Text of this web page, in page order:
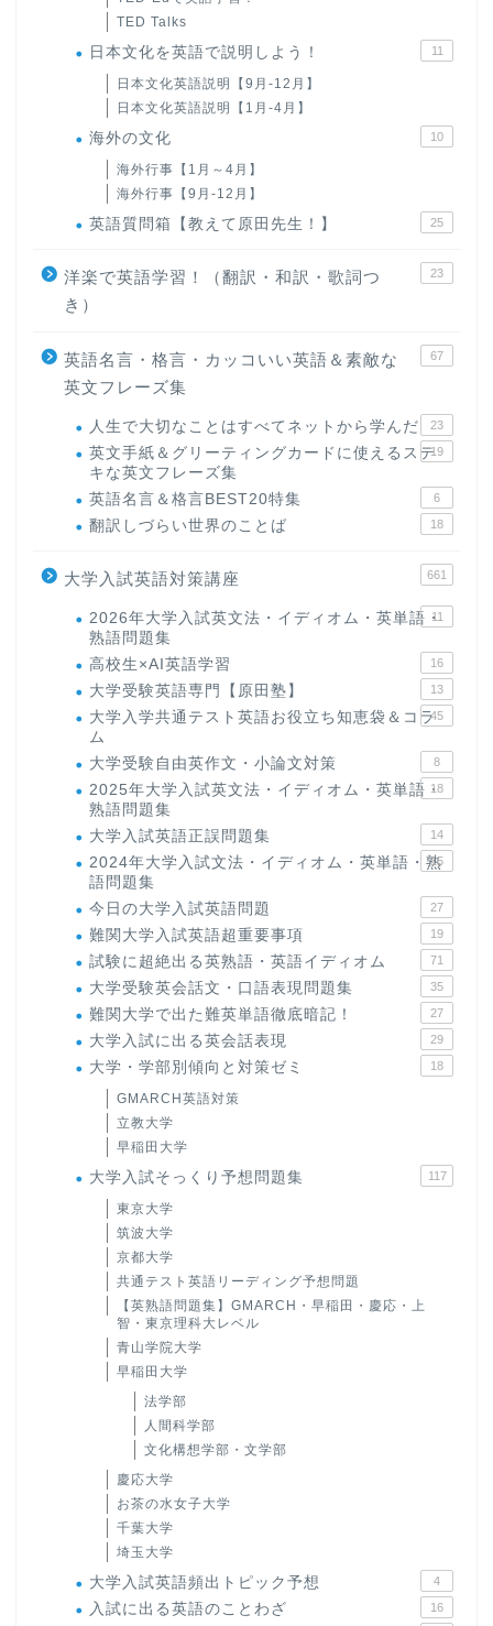
TED Talks
日本文化を英語で説明しよう！ 11
日本文化英語説明【9月-12月】
日本文化英語説明【1月-4月】
海外の文化 10
海外行事【1月～4月】
海外行事【9月-12月】
英語質問箱【教えて原田先生！】 25
洋楽で英語学習！（翻訳・和訳・歌詞つ
き）
23
英語名言・格言・カッコいい英語＆素敵な
英文フレーズ集
67
人生で大切なことはすべてネットから学んだ 23
英文手紙＆グリーティングカードに使えるステ
キな英文フレーズ集
19
英語名言＆格言BEST20特集 6
翻訳しづらい世界のことば 18
大学入試英語対策講座 661
2026年大学入試英文法・イディオム・英単語・
熟語問題集
11
高校生×AI英語学習 16
大学受験英語専門【原田塾】 13
大学入学共通テスト英語お役立ち知恵袋＆コラ
ム
45
大学受験自由英作文・小論文対策 8
2025年大学入試英文法・イディオム・英単語・
熟語問題集
18
大学入試英語正誤問題集 14
2024年大学入試文法・イディオム・英単語・熟
語問題集
15
今日の大学入試英語問題 27
難関大学入試英語超重要事項 19
試験に超絶出る英熟語・英語イディオム 71
大学受験英会話文・口語表現問題集 35
難関大学で出た難英単語徹底暗記！ 27
大学入試に出る英会話表現 29
大学・学部別傾向と対策ゼミ 18
GMARCH英語対策
立教大学
早稲田大学
大学入試そっくり予想問題集 117
東京大学
筑波大学
京都大学
共通テスト英語リーディング予想問題
【英熟語問題集】GMARCH・早稲田・慶応・上
智・東京理科大レベル
青山学院大学
早稲田大学
法学部
人間科学部
文化構想学部・文学部
慶応大学
お茶の水女子大学
千葉大学
埼玉大学
大学入試英語頻出トピック予想 4
入試に出る英語のことわざ 16